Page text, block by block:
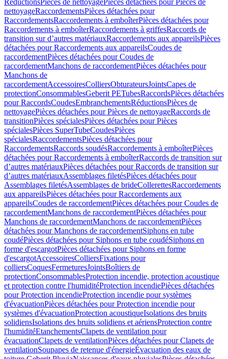
RéductionsPièces de nettoyagePièces détachées pour Pièces de
nettoyageRaccordementsPièces détachées pour
RaccordementsRaccordements à emboîterPièces détachées pour
Raccordements à emboîterRaccordements à griffesRaccords de
transition sur d’autres matériauxRaccordements aux appareilsPièces
détachées pour Raccordements aux appareilsCoudes de
raccordementPièces détachées pour Coudes de
raccordementManchons de raccordementPièces détachées pour
Manchons de
raccordementAccessoiresColliersObturateursJointsCapes de
protectionConsommablesGeberit PETubesRaccordsPièces détachées
pour RaccordsCoudesEmbranchementsRéductionsPièces de
nettoyagePièces détachées pour Pièces de nettoyageRaccords de
transitionPièces spécialesPièces détachées pour Pièces
spécialesPièces SuperTubeCoudesPièces
spécialesRaccordementsPièces détachées pour
RaccordementsRaccords soudésRaccordements à emboîterPièces
détachées pour Raccordements à emboîterRaccords de transition sur
d’autres matériauxPièces détachées pour Raccords de transition sur
d’autres matériauxAssemblages filetésPièces détachées pour
Assemblages filetésAssemblages de brideCollerettesRaccordements
aux appareilsPièces détachées pour Raccordements aux
appareilsCoudes de raccordementPièces détachées pour Coudes de
raccordementManchons de raccordementPièces détachées pour
Manchons de raccordementManchons de raccordementPièces
détachées pour Manchons de raccordementSiphons en tube
coudéPièces détachées pour Siphons en tube coudéSiphons en
forme d'escargotPièces détachées pour Siphons en forme
d'escargotAccessoiresColliersFixations pour
colliersCoquesFermeturesJointsBoîtiers de
protectionConsommablesProtection incendie, protection acoustique
et protection contre l'humiditéProtection incendiePièces détachées
pour Protection incendieProtection incendie pour systèmes
d'évacuationPièces détachées pour Protection incendie pour
systèmes d'évacuationProtection acoustiqueIsolations des bruits
solidiensIsolations des bruits solidiens et aériensProtection contre
l'humiditéEtanchementsClapets de ventilation pour
évacuationClapets de ventilationPièces détachées pour Clapets de
ventilationSoupapes de retenue d'énergieÉvacuation des eaux de